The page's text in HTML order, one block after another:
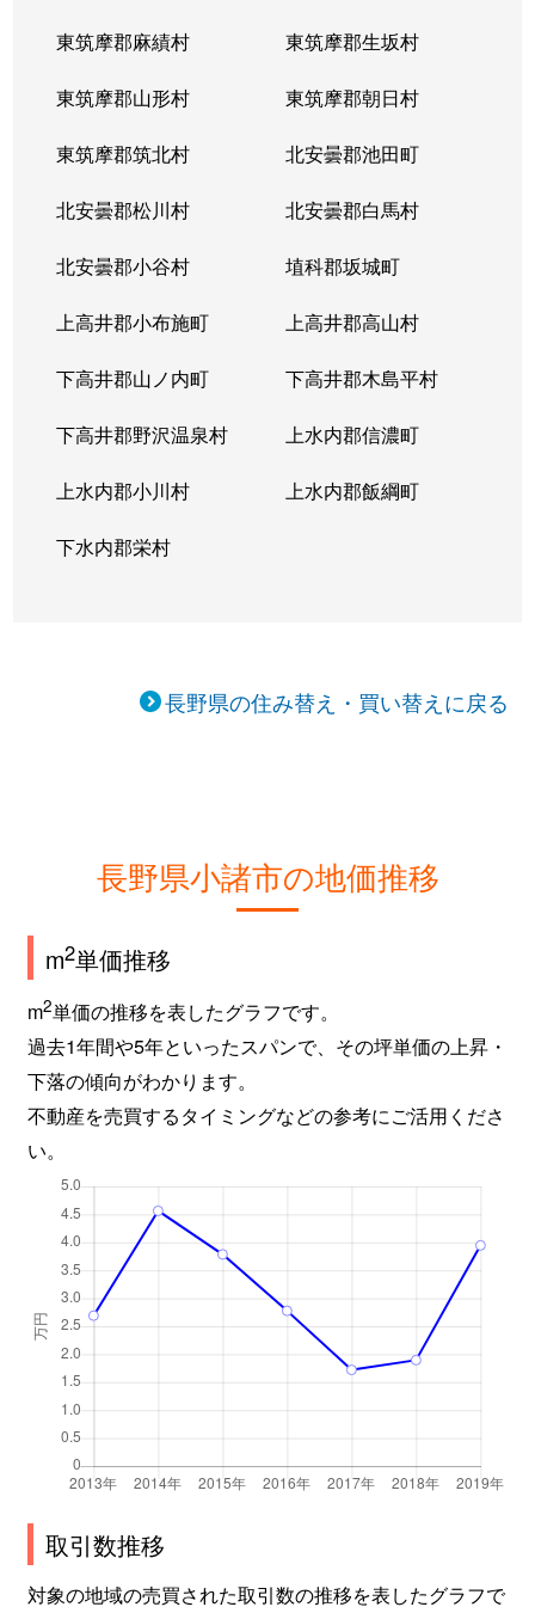
東筑摩郡麻績村 東筑摩郡生坂村
東筑摩郡山形村 東筑摩郡朝日村
東筑摩郡筑北村 北安曇郡池田町
北安曇郡松川村 北安曇郡白馬村
北安曇郡小谷村 埴科郡坂城町
上高井郡小布施町 上高井郡高山村
下高井郡山ノ内町 下高井郡木島平村
下高井郡野沢温泉村 上水内郡信濃町
上水内郡小川村 上水内郡飯綱町
下水内郡栄村
長野県の住み替え・買い替えに戻る
長野県小諸市の地価推移
m2単価推移
m2単価の推移を表したグラフです。
過去1年間や5年といったスパンで、その坪単価の上昇・
下落の傾向がわかります。
不動産を売買するタイミングなどの参考にご活用くださ
い。
取引数推移
対象の地域の売買された取引数の推移を表したグラフで